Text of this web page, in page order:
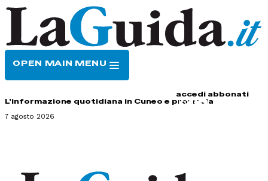
OPEN MAIN MENU
accedi abbonati
L'informazione quotidiana in Cuneo e provincia
7 agosto 2026